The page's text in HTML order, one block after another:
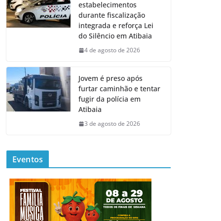
estabelecimentos
durante fiscalização
integrada e reforça Lei
do Silêncio em Atibaia
4 de agosto de 2026
Jovem é preso após
furtar caminhão e tentar
fugir da polícia em
Atibaia
3 de agosto de 2026
Eventos